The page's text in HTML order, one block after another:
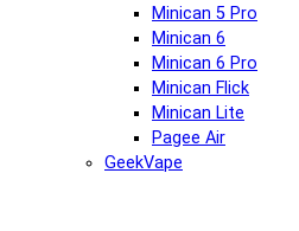
Minican 5 Pro
Minican 6
Minican 6 Pro
Minican Flick
Minican Lite
Pagee Air
GeekVape